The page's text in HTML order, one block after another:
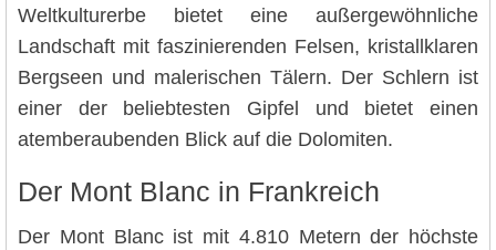
Weltkulturerbe bietet eine außergewöhnliche
Landschaft mit faszinierenden Felsen, kristallklaren
Bergseen und malerischen Tälern. Der Schlern ist
einer der beliebtesten Gipfel und bietet einen
atemberaubenden Blick auf die Dolomiten.
Der Mont Blanc in Frankreich
Der Mont Blanc ist mit 4.810 Metern der höchste